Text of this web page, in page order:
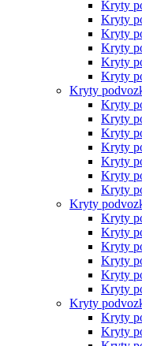
Kryty
Kryty
Kryty
Kryty
Kryty
Kryty
Kryty
Kryty
Kryty
Kryty
Kryty
Kryty
Kryty
Kryty
Kryty
Kryty
Kryty
Kryty
Kryty
Kryty
Kryty
Kryty
Kryty
Kryty